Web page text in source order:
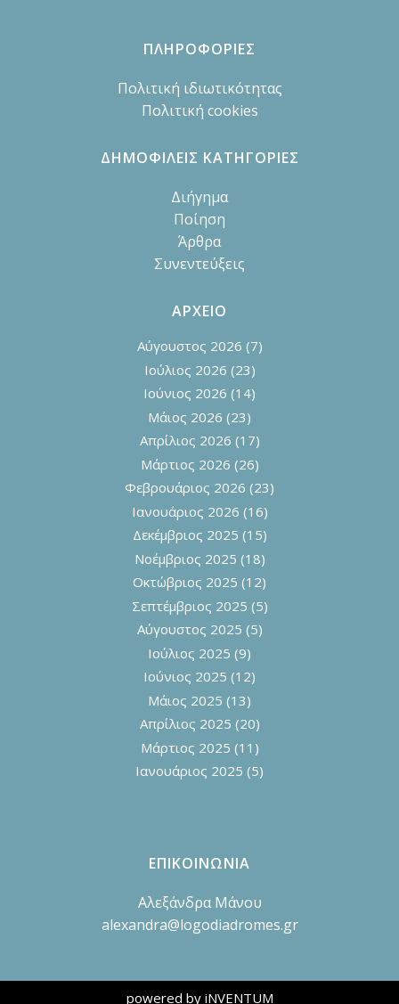
ΠΛΗΡΟΦΟΡΙΕΣ
Πολιτική ιδιωτικότητας
Πολιτική cookies
ΔΗΜΟΦΙΛΕΙΣ ΚΑΤΗΓΟΡΙΕΣ
Διήγημα
Ποίηση
Άρθρα
Συνεντεύξεις
ΑΡΧΕΙΟ
Αύγουστος 2026 (7)
Ιούλιος 2026 (23)
Ιούνιος 2026 (14)
Μάιος 2026 (23)
Απρίλιος 2026 (17)
Μάρτιος 2026 (26)
Φεβρουάριος 2026 (23)
Ιανουάριος 2026 (16)
Δεκέμβριος 2025 (15)
Νοέμβριος 2025 (18)
Οκτώβριος 2025 (12)
Σεπτέμβριος 2025 (5)
Αύγουστος 2025 (5)
Ιούλιος 2025 (9)
Ιούνιος 2025 (12)
Μάιος 2025 (13)
Απρίλιος 2025 (20)
Μάρτιος 2025 (11)
Ιανουάριος 2025 (5)
ΕΠΙΚΟΙΝΩΝΙΑ
Αλεξάνδρα Μάνου
alexandra@logodiadromes.gr
powered by iNVENTUM